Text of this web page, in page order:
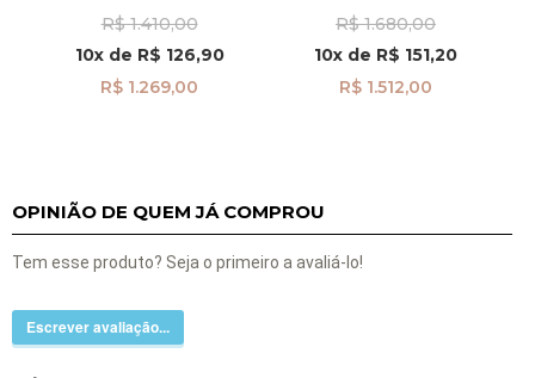
Zircônias Roxas
br29526
R$ 1.410,00
10xde R$ 126,90
R$ 1.269,00
br27776
R$ 1.680,00
10x de R$ 151,20
R$ 1.512,00
OPINIÃO DE QUEM JÁ COMPROU
Tem esse produto? Seja o primeiro a avaliá-lo!
Escrever avaliação...